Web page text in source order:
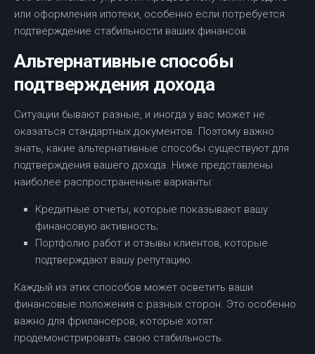
или оформления ипотеки, особенно если потребуется
подтверждение стабильности ваших финансов.
Альтернативные способы
подтверждения дохода
Ситуации бывают разные, и иногда у вас может не
оказаться стандартных документов. Поэтому важно
знать, какие альтернативные способы существуют для
подтверждения вашего дохода. Ниже представлены
наиболее распространенные варианты:
Кредитные отчеты, которые показывают вашу
финансовую активность;
Портфолио работ и отзывы клиентов, которые
подтверждают вашу репутацию.
Каждый из этих способов может осветить ваши
финансовые положения с разных сторон. Это особенно
важно для фрилансеров, которые хотят
продемонстрировать свою стабильность.